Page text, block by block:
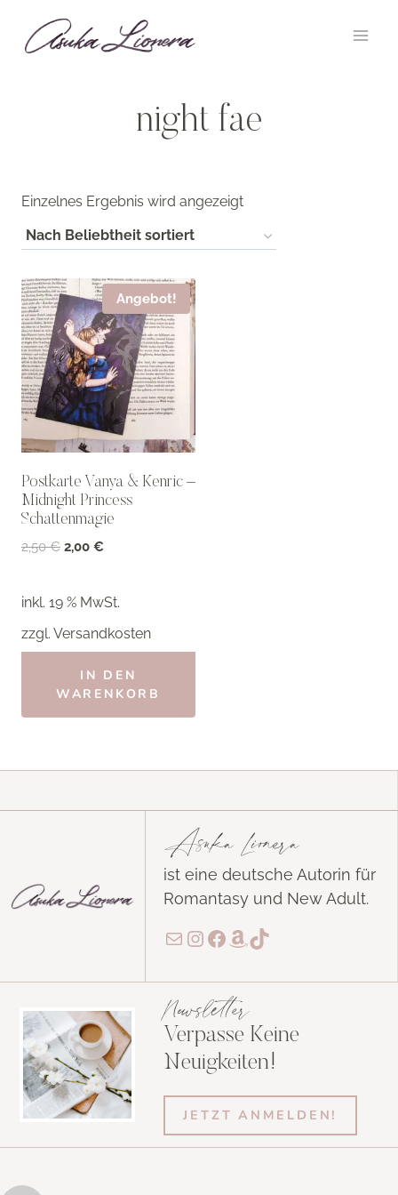
Inhalt
springen
night fae
Einzelnes Ergebnis wird angezeigt
Angebot!
Postkarte Vanya & Kenric –
Midnight Princess
Schattenmagie
2,50€ Ursprünglicher
2,50 €
2,00 €
2,00 €.
inkl. 19 % MwSt.
zzgl. Versandkosten
IN DEN
WARENKORB
Asuka Lionera
ist eine deutsche Autorin für
Romantasy und New Adult.
E-MailInstagram
Facebook
Amazon
TikTok
Newsletter
Verpasse Keine
Neuigkeiten!
JETZT ANMELDEN!